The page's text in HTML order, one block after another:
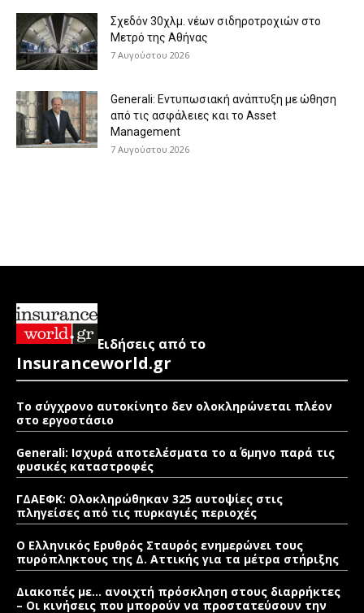
Σχεδόν 30χλμ. νέων σιδηροτροχιών στο
Μετρό της Αθήνας
7 Αυγούστου 2026
Generali: Eντυπωσιακή ανάπτυξη με ώθηση
από τις ασφάλειες και το Asset
Management
7 Αυγούστου 2026
Ειδήσεις από το
Insuranceworld.gr
Το σύγχρονο αυτοκίνητο δεν ολοκληρώνεται πλέον
στο εργοστάσιο
Generali: Ισχυρά αποτελέσματα το α΄ 6μηνο παρά τις
φυσικές καταστροφές
ΓΔΑΕΦΚ: Ολοκληρώθηκαν 325 αυτοψίες στις
πληγείσες από τις πυρκαγιές περιοχές
Ο Ελληνικός Ερυθρός Σταυρός ενημερώνει τους
πυρόπληκτους της Δ. Αττικής για τα μέτρα στήριξης
Διακοπές με… ανοιχτή πρόσκληση στους διαρρήκτες
– Οι κινήσεις που μπορούν να προστατεύσουν την